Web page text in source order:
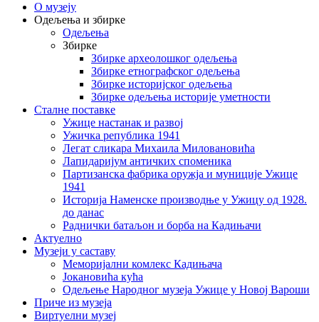
О музеју
Одељења и збирке
Одељења
Збирке
Збирке археолошког одељења
Збирке етнографског одељења
Збирке историјског одељења
Збирке одељења историје уметности
Сталне поставке
Ужице настанак и развој
Ужичка република 1941
Легат сликара Михаила Миловановића
Лапидаријум античких споменика
Партизанска фабрика оружја и муниције Ужице
1941
Историја Наменске производње у Ужицу од 1928.
до данас
Раднички батаљон и борба на Кадињачи
Актуелно
Музеји у саставу
Меморијални комлекс Кадињача
Јокановића кућа
Oдељење Народног музеја Ужице у Новој Вароши
Приче из музеја
Виртуелни музеј